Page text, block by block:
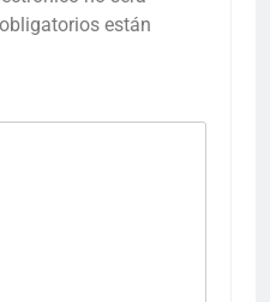
están